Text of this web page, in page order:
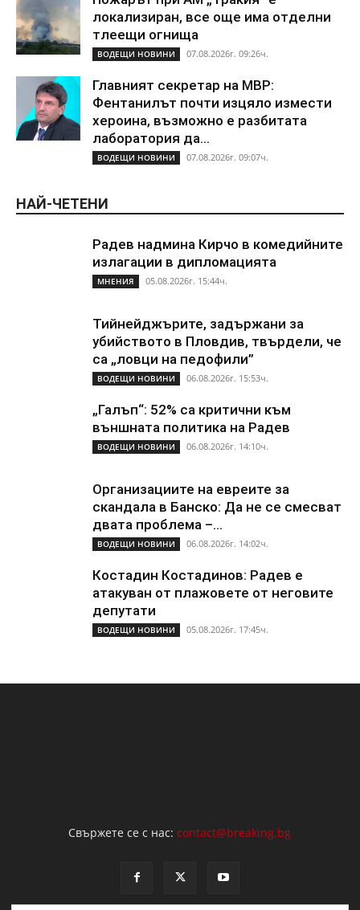
локализиран, все още има отделни
тлеещи огнища
ВОДЕЩИ НОВИНИ 07.08.2026г. 09:26ч.
Главният секретар на МВР:
Фентанилът почти изцяло измести
хероина, възможно е разбитата
лаборатория да...
ВОДЕЩИ НОВИНИ 07.08.2026г. 09:07ч.
НАЙ-ЧЕТЕНИ
Радев надмина Кирчо в комедийните
излагации в дипломацията
МНЕНИЯ 05.08.2026г. 15:44ч.
Тийнейджърите, задържани за
убийството в Пловдив, твърдели, че
са „ловци на педофили”
ВОДЕЩИ НОВИНИ 06.08.2026г. 15:53ч.
„Галъп“: 52% са критични към
външната политика на Радев
ВОДЕЩИ НОВИНИ 06.08.2026г. 14:10ч.
Организациите на евреите за
скандала в Банско: Да не се смесват
двата проблема –...
ВОДЕЩИ НОВИНИ 06.08.2026г. 14:02ч.
Костадин Костадинов: Радев е
атакуван от плажoвете от неговите
депутати
ВОДЕЩИ НОВИНИ 05.08.2026г. 17:45ч.
Свържете се с нас:contact@breaking.bg